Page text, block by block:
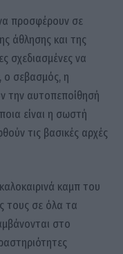
προσφέρουν σε
άθλησης και της
σχεδιασμένες να
ο σεβασμός, η
την αυτοπεποίθησή
είναι η σωστή
τις βασικές αρχές
καμπ του
τους σε όλα τα
στο